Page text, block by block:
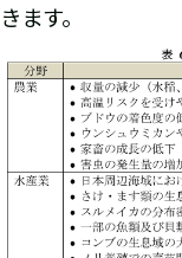
きます。